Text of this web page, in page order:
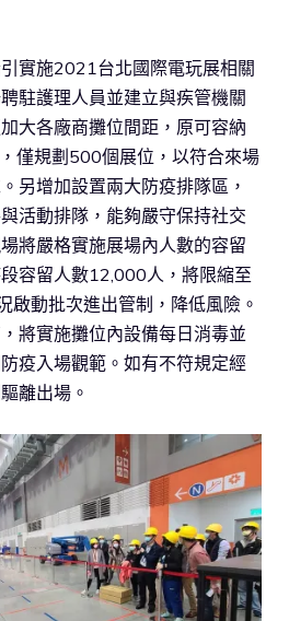
實施2021台北國際電玩展相關
駐護理人員並建立與疾管機關
大各廠商攤位間距，原可容納
僅規劃500個展位，以符合來場
另增加設置兩大防疫排隊區，
活動排隊，能夠嚴守保持社交
將嚴格實施展場內人數的容留
容留人數12,000人，將限縮至
啟動批次進出管制，降低風險。
將實施攤位內設備每日消毒並
疫入場觀範。如有不符規定經
離出場。